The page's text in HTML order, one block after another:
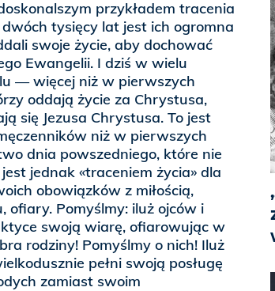
przykładem tracenia
tysięcy lat jest ich ogromna
swoje życie, aby dochować
Ewangelii. I dziś w wielu
— więcej niż w pierwszych
oddają życie za Chrystusa,
się Jezusa Chrystusa. To jest
niż w pierwszych
dnia powszedniego, które nie
jednak «traceniem życia» dla
obowiązków z miłością,
ofiary. Pomyślmy: iluż ojców i
swoją wiarę, ofiarowując w
rodziny! Pomyślmy o nich! Iluż
pełni swoją posługę
zamiast swoim